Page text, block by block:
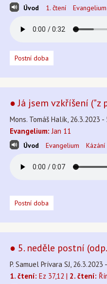
Úvod 1. čtení Evangelium
Postní doba
● Já jsem vzkříšení ("z
Mons. Tomáš Halík, 26.3.2023
Evangelium: Jan 11
Úvod Evangelium Kázání
Postní doba
● 5. neděle postní
P. Samuel Prívara SJ,
1. čtení: Ez 37,12 | 2. čtení: